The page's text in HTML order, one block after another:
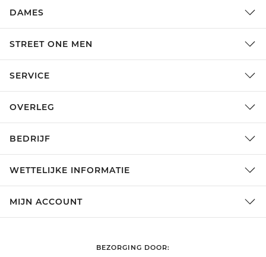
DAMES
STREET ONE MEN
SERVICE
OVERLEG
BEDRIJF
WETTELIJKE INFORMATIE
MIJN ACCOUNT
BEZORGING DOOR: